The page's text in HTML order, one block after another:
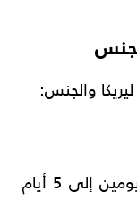
والجنس:
تصل مدة بقاء ليريكا في البول من يومين إلى 5 أيام